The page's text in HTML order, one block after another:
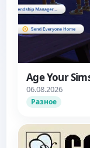
Age Your
06.08.2026
Разное